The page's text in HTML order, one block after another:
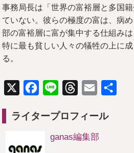
事務局長は「世界の富裕層と多国
ていない。彼らの極度の富は、病
部の富裕層に富が集中する仕組み
特に最も貧しい人々の犠牲の上に
る。
X Facebook
Line ThreadsEmail
ライタープロフィール
ganas編集部